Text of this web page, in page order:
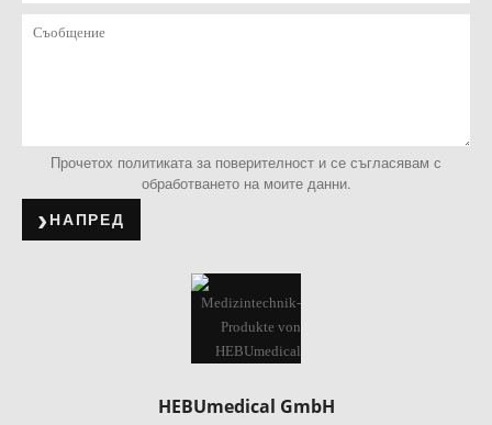
Прочетох политиката за поверителност и се съгласявам с
обработването на моите данни.
НАПРЕД
HEBUmedical GmbH